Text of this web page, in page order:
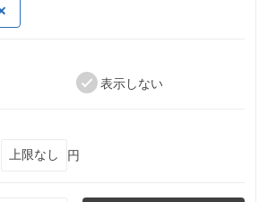
表示しない
円